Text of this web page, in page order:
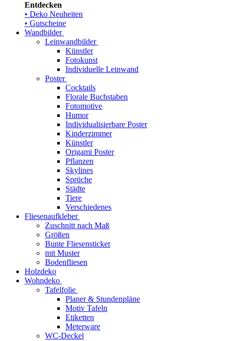
Entdecken
• Deko Neuheiten
• Gutscheine
Wandbilder
Leinwandbilder
Künstler
Fotokunst
Individuelle Leinwand
Poster
Cocktails
Florale Buchstaben
Fotomotive
Humor
Individualisierbare Poster
Kinderzimmer
Künstler
Origami Poster
Pflanzen
Skylines
Sprüche
Städte
Tiere
Verschiedenes
Fliesenaufkleber
Zuschnitt nach Maß
Größen
Bunte Fliesensticker
mit Muster
Bodenfliesen
Holzdeko
Wohndeko
Tafelfolie
Planer & Stundenpläne
Motiv Tafeln
Etiketten
Meterware
WC-Deckel